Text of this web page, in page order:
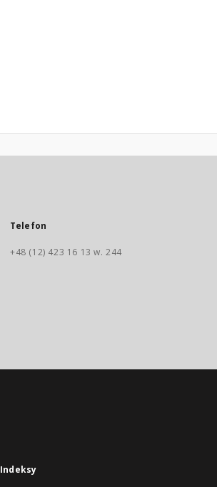
Telefon
+48 (12) 423 16 13 w. 244
Indeksy